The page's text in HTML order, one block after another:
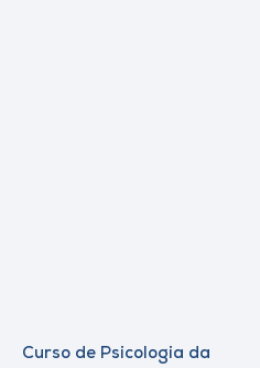
Curso de Psicologia da